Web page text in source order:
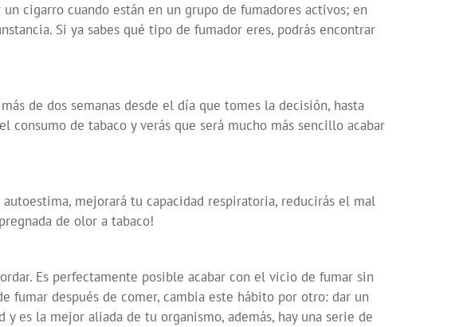
cigarro cuando están en un grupo de fumadores activos; en
Si ya sabes qué tipo de fumador eres, podrás encontrar
de dos semanas desde el día que tomes la decisión, hasta
de tabaco y verás que será mucho más sencillo acabar
mejorará tu capacidad respiratoria, reducirás el mal
de olor a tabaco!
Es perfectamente posible acabar con el vicio de fumar sin
fumar después de comer, cambia este hábito por otro: dar un
es la mejor aliada de tu organismo, además, hay una serie de